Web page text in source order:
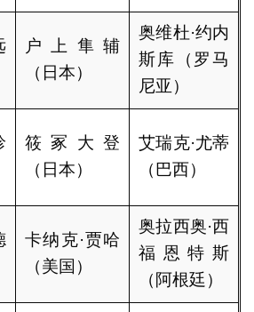
户上隼辅
（日本）
奥维杜·约内
斯库（罗马
尼亚）
筱冢大登
（日本）
艾瑞克·尤蒂
（巴西）
卡纳克·贾哈
（美国）
奥拉西奥·西
福恩特斯
（阿根廷）